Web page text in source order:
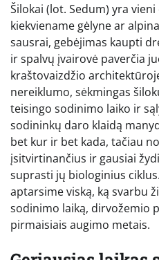
Šilokai (lot. Sedum) yra
kiekviename gėlyne ar
sausrai, gebėjimas kaupti
ir spalvų įvairovė paverčia
kraštovaizdžio
nereiklumo, sėkmingas
teisingo sodinimo laiko ir
sodininkų daro klaidą
bet kur ir bet kada, tačiau
įsitvirtinančius ir gausiai
suprasti jų biologinius
aptarsime viską, ką svarbu
sodinimo laiką, dirvožemio
pirmaisiais augimo metais.